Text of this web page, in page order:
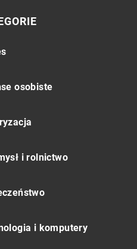
osobiste
i rolnictwo
i komputery